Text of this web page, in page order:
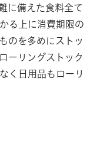
に備えた食料全て
る上に消費期限の
のを多めにストッ
ーリングストック
く日用品もローリ